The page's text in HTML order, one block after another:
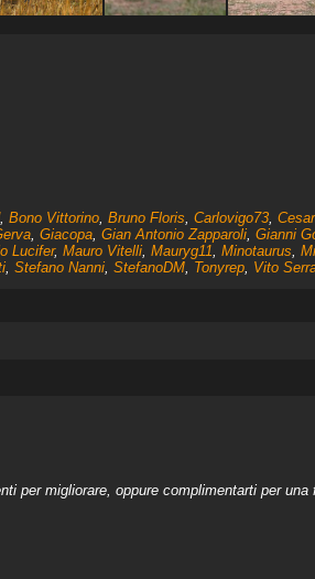
, Bono Vittorino, Bruno Floris, Carlovigo73,
, Giacopa, Gian Antonio Zapparoli, Gianni
Lucifer, Mauro Vitelli, Mauryg11, Minotaurus,
, Stefano Nanni, StefanoDM, Tonyrep, Vito
per migliorare, oppure complimentarti per